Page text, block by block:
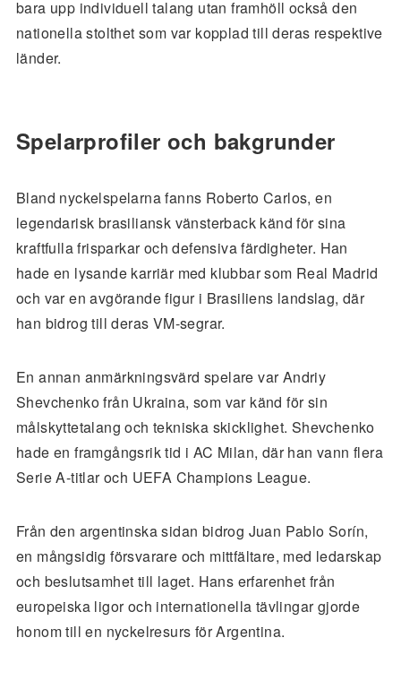
bara upp individuell talang utan framhöll också den
nationella stolthet som var kopplad till deras respektive
länder.
Spelarprofiler och bakgrunder
Bland nyckelspelarna fanns Roberto Carlos, en
legendarisk brasiliansk vänsterback känd för sina
kraftfulla frisparkar och defensiva färdigheter. Han
hade en lysande karriär med klubbar som Real Madrid
och var en avgörande figur i Brasiliens landslag, där
han bidrog till deras VM-segrar.
En annan anmärkningsvärd spelare var Andriy
Shevchenko från Ukraina, som var känd för sin
målskyttetalang och tekniska skicklighet. Shevchenko
hade en framgångsrik tid i AC Milan, där han vann flera
Serie A-titlar och UEFA Champions League.
Från den argentinska sidan bidrog Juan Pablo Sorín,
en mångsidig försvarare och mittfältare, med ledarskap
och beslutsamhet till laget. Hans erfarenhet från
europeiska ligor och internationella tävlingar gjorde
honom till en nyckelresurs för Argentina.